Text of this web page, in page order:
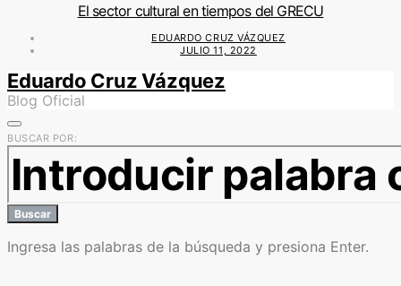
El sector cultural en tiempos del GRECU
EDUARDO CRUZ VÁZQUEZ
JULIO 11, 2022
Eduardo Cruz Vázquez
Blog Oficial
BUSCAR POR:
Buscar
Ingresa las palabras de la búsqueda y presiona Enter.